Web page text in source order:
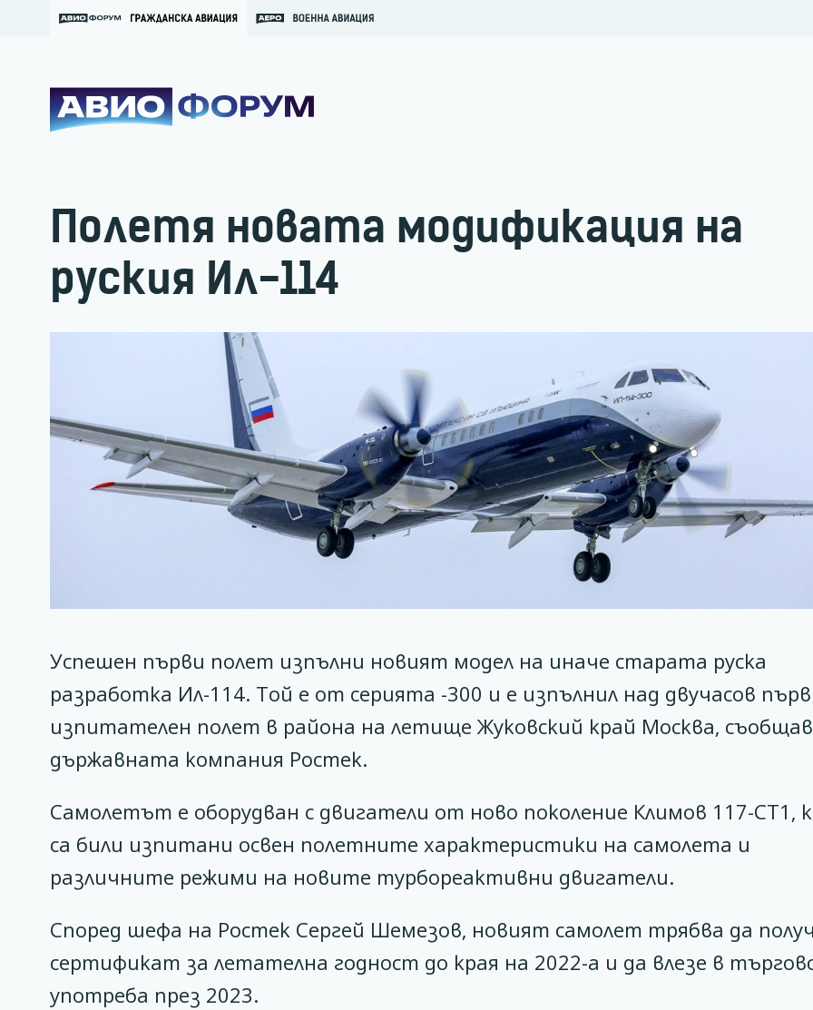
Полетя новата модификация на
руския Ил-114
Успешен първи полет изпълни новият модел на иначе старата руска
разработка Ил-114. Той е от серията -300 и е изпълнил над двучасов
изпитателен полет в района на летище Жуковский край Москва,
държавната компания Ростек.
Самолетът е оборудван с двигатели от ново поколение Климов 117-СТ1,
са били изпитани освен полетните характеристики на самолета и
различните режими на новите турбореактивни двигатели.
Според шефа на Ростек Сергей Шемезов, новият самолет трябва да
сертификат за летателна годност до края на 2022-а и да влезе в
употреба през 2023.